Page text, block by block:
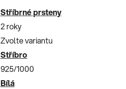
Stříbrné prsteny
2 roky
Zvolte variantu
Stříbro
925/1000
Bílá